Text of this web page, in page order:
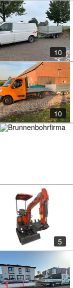
10
10
5